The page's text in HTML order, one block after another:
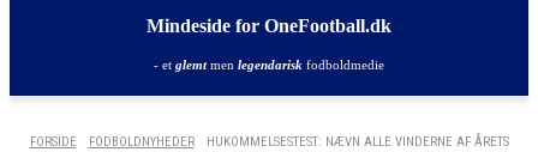
Mindeside for OneFootball.dk
- et glemtmen legendarisk fodboldmedie
FORSIDE FODBOLDNYHEDER
HUKOMMELSESTEST: NÆVN ALLE VINDERNE AF ÅRETS